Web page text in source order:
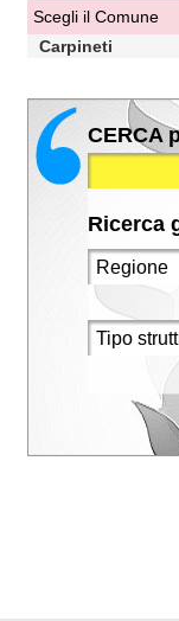
Scegli il Comune
Carpineti
CERCA
Ricerca